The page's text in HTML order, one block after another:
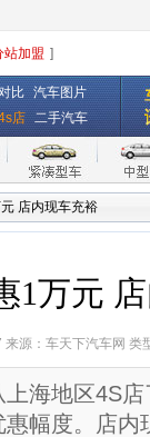
站加盟 ]
比 汽车图片
店 二手汽车
店内现车充裕
1万元
源： 车天下汽车网 类
海地区4S
幅度。店内